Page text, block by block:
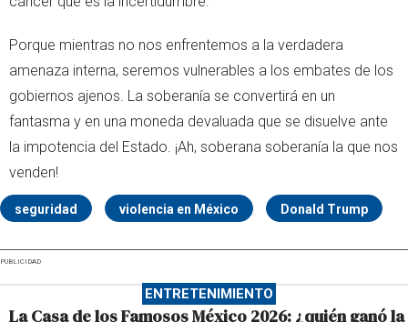
Porque mientras no nos enfrentemos a la verdadera
amenaza interna, seremos vulnerables a los embates de los
gobiernos ajenos. La soberanía se convertirá en un
fantasma y en una moneda devaluada que se disuelve ante
la impotencia del Estado. ¡Ah, soberana soberanía la que nos
venden!
seguridad violencia en México Donald Trump
PUBLICIDAD
ENTRETENIMIENTO
La Casa de los Famosos México 2026: ¿quién ganó la